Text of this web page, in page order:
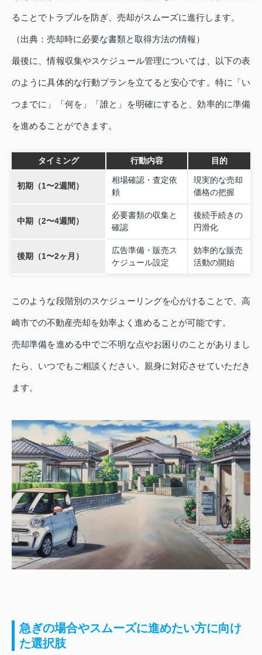
ることでトラブルを防ぎ、売却がスムーズに進行します。
（出典：売却時に必要な書類と取得方法の情報）
最後に、情報収集やスケジュール管理については、以下の表
のように具体的な行動プランを立てると安心です。特に「い
つまでに」「何を」「誰と」を明確にすると、効率的に準備
を進めることができます。
タイミング 行動内容 目的
初期（1〜2週間）
相場確認・査定依
頼
現実的な売却
価格の把握
中期（2〜4週間）
必要書類の収集と
確認
後続手続きの
円滑化
後期（1〜2ヶ月）
広告準備・販売ス
ケジュール設定
効率的な販売
活動の開始
このような段階別のスケジューリングを心がけることで、高
崎市での不動産売却を効率よく進めることが可能です。
売却準備を進める中でご不明な点やお困りのことがありまし
たら、いつでもご相談ください。親身に対応させていただき
ます。
急ぎの場合やスムーズに進めたい方に向け
た選択肢